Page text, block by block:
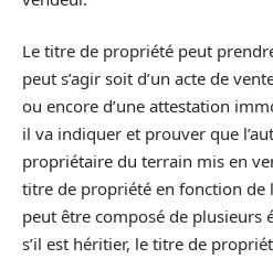
Le titre de propriété peut
peut s’agir soit d’un acte de
ou encore d’une attestation
il va indiquer et prouver que
propriétaire du terrain mis en
titre de propriété en fonction
peut être composé de plusieurs
s’il est héritier, le titre de